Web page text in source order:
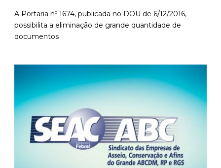
A Portaria nº 1674, publicada no DOU de 6/12/2016,
possibilita a eliminação de grande quantidade de
documentos